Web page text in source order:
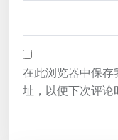
在此浏览器中保
址，以便下次评论